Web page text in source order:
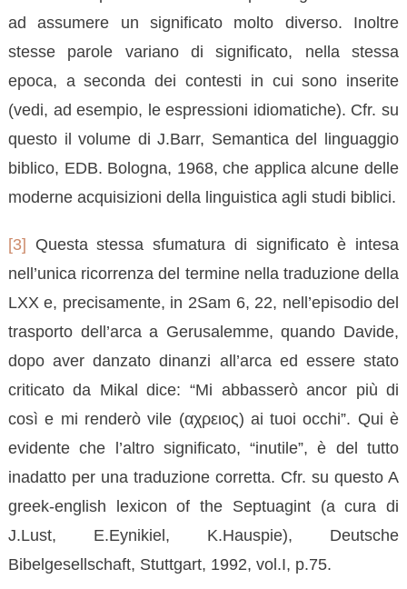
ad assumere un significato molto diverso. Inoltre
stesse parole variano di significato, nella stessa
epoca, a seconda dei contesti in cui sono inserite
(vedi, ad esempio, le espressioni idiomatiche). Cfr. su
questo il volume di J.Barr, Semantica del linguaggio
biblico, EDB. Bologna, 1968, che applica alcune delle
moderne acquisizioni della linguistica agli studi biblici.
[3] Questa stessa sfumatura di significato è intesa
nell’unica ricorrenza del termine nella traduzione della
LXX e, precisamente, in 2Sam 6, 22, nell’episodio del
trasporto dell’arca a Gerusalemme, quando Davide,
dopo aver danzato dinanzi all’arca ed essere stato
criticato da Mikal dice: “Mi abbasserò ancor più di
così e mi renderò vile (αχρειος) ai tuoi occhi”. Qui è
evidente che l’altro significato, “inutile”, è del tutto
inadatto per una traduzione corretta. Cfr. su questo A
greek-english lexicon of the Septuagint (a cura di
J.Lust, E.Eynikiel, K.Hauspie), Deutsche
Bibelgesellschaft, Stuttgart, 1992, vol.I, p.75.